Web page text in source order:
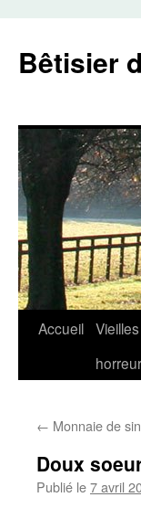
contenu
Bêtisier
Accueil Vieilles
← Monnaie de
Doux
Publié le7 avril